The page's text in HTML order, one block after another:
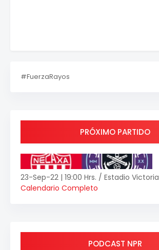
#FuerzaRayos
PRÓXIMO PARTIDO
23-Sep-22 | 19:00 Hrs. / Estadio Victoria
Calendario Completo
PODCAST NPR